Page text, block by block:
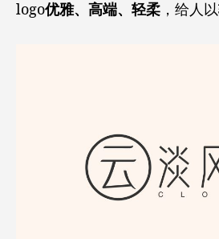
logo优雅、高端、轻柔 ，给人以